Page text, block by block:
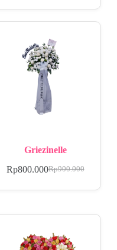
Griezinelle
Rp900.000
Rp800.000